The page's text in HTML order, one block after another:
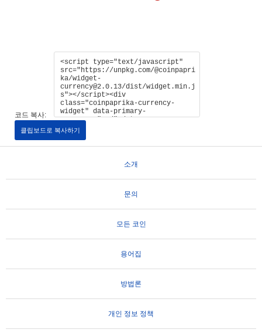
코드 복사:
클립보드로 복사하기
소개
문의
모든 코인
용어집
방법론
개인 정보 정책